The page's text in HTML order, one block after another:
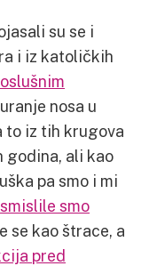
su se i
i iz katoličkih
nosa u
to iz tih krugova
godina, ali kao
pa smo i mi
smo
se kao štrace, a
pred